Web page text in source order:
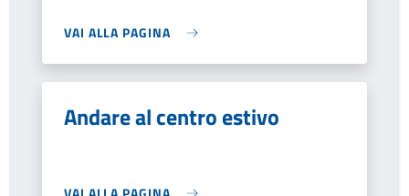
VAI ALLA PAGINA
Andare al centro estivo